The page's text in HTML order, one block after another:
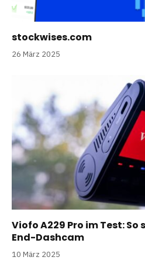
stockwises.com
26 März 2025
Viofo A229 Pro im Test:
End-Dashcam
10 März 2025